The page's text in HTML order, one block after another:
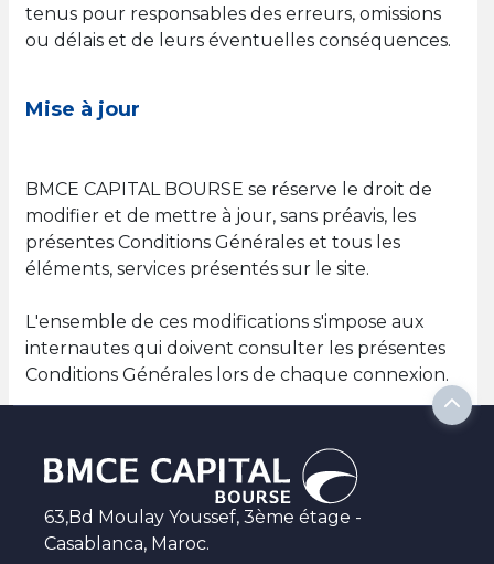
tenus pour responsables des erreurs, omissions
ou délais et de leurs éventuelles conséquences.
Mise à jour
BMCE CAPITAL BOURSE se réserve le droit de
modifier et de mettre à jour, sans préavis, les
présentes Conditions Générales et tous les
éléments, services présentés sur le site.
L'ensemble de ces modifications s'impose aux
internautes qui doivent consulter les présentes
Conditions Générales lors de chaque connexion.
63,Bd Moulay Youssef, 3ème étage -
Casablanca, Maroc.